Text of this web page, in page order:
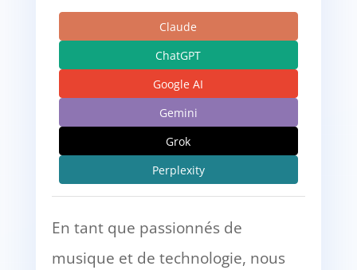
Claude
ChatGPT
Google AI
Gemini
Grok
Perplexity
En tant que passionnés de
musique et de technologie, nous